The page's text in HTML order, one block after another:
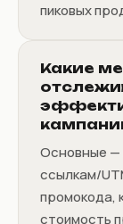
пиковых
Какие
Основные —
ссылкам/
промокода,
стоимость